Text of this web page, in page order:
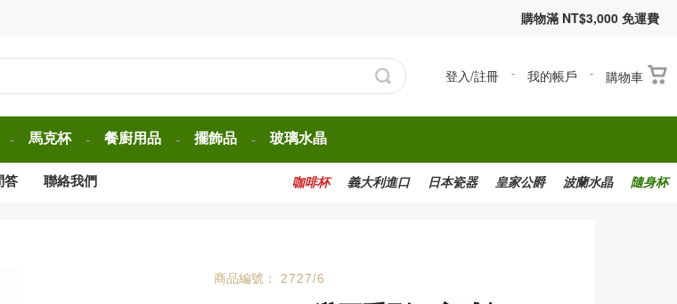
購物滿 NT$3,000 免運費
登入/註冊 - 我的帳戶 - 購物車
- 馬克杯 - 餐廚用品 - 擺飾品 - 玻璃水晶
答 聯絡我們 隨身杯
波蘭水晶
皇家公爵
日本瓷器
義大利進口
咖啡杯
商品編號： 2727/6